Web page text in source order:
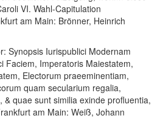
VI. Wahl-Capitulation
am Main: Brönner, Heinrich
: Synopsis Iurispublici Modernam
Faciem, Imperatoris Maiestatem,
Electorum praeeminentiam,
quam secularium regalia,
& quae sunt similia exinde profluentia,
am Main: Weiß, Johann